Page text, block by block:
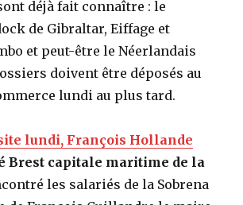
déjà fait connaître : le
de Gibraltar, Eiffage et
et peut-être le Néerlandais
doivent être déposés au
lundi au plus tard.
lundi, François Hollande
Brest capitale maritime de la
les salariés de la Sobrena